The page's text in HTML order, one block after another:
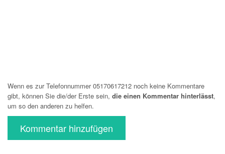
Wenn es zur Telefonnummer 05170617212 noch keine Kommentare
gibt, können Sie die/der Erste sein, die einen Kommentar hinterlässt,
um so den anderen zu helfen.
Kommentar hinzufügen